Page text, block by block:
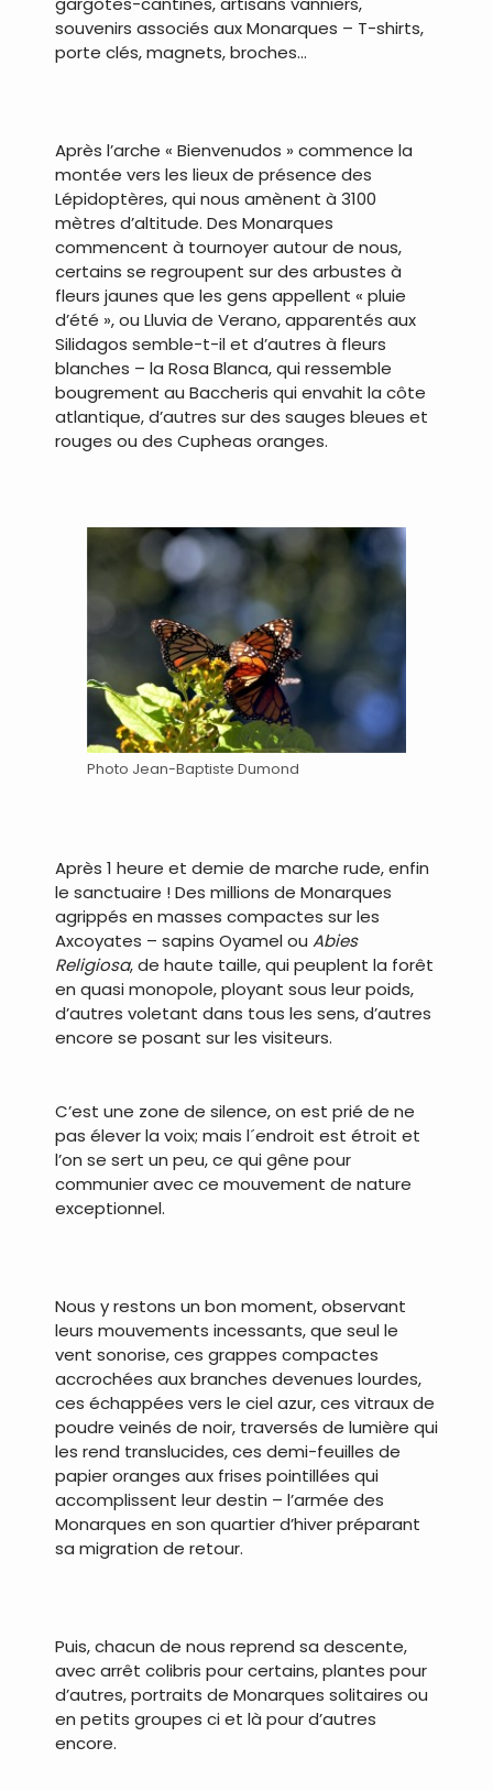
souvenirs associés aux Monarques – T-shirts,
porte clés, magnets, broches…
Après l’arche « Bienvenudos » commence la
montée vers les lieux de présence des
Lépidoptères, qui nous amènent à 3100
mètres d’altitude. Des Monarques
commencent à tournoyer autour de nous,
certains se regroupent sur des arbustes à
fleurs jaunes que les gens appellent « pluie
d’été », ou Lluvia de Verano, apparentés aux
Silidagos semble-t-il et d’autres à fleurs
blanches – la Rosa Blanca, qui ressemble
bougrement au Baccheris qui envahit la côte
atlantique, d’autres sur des sauges bleues et
rouges ou des Cupheas oranges.
Photo Jean-Baptiste Dumond
Après 1 heure et demie de marche rude, enfin
le sanctuaire ! Des millions de Monarques
agrippés en masses compactes sur les
Axcoyates – sapins Oyamel ou Abies
Religiosa, de haute taille, qui peuplent la forêt
en quasi monopole, ployant sous leur poids,
d’autres voletant dans tous les sens, d’autres
encore se posant sur les visiteurs.
C’est une zone de silence, on est prié de ne
pas élever la voix; mais l´endroit est étroit et
l’on se sert un peu, ce qui gêne pour
communier avec ce mouvement de nature
exceptionnel.
Nous y restons un bon moment, observant
leurs mouvements incessants, que seul le
vent sonorise, ces grappes compactes
accrochées aux branches devenues lourdes,
ces échappées vers le ciel azur, ces vitraux de
poudre veinés de noir, traversés de lumière qui
les rend translucides, ces demi-feuilles de
papier oranges aux frises pointillées qui
accomplissent leur destin – l’armée des
Monarques en son quartier d’hiver préparant
sa migration de retour.
Puis, chacun de nous reprend sa descente,
avec arrêt colibris pour certains, plantes pour
d’autres, portraits de Monarques solitaires ou
en petits groupes ci et là pour d’autres
encore.